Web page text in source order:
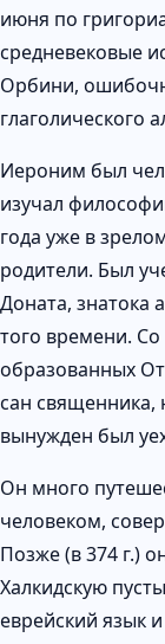
июня по
средневековые
Орбини,
глаголического
Иероним был
изучал
года уже в
родители. Был
Доната, знатока
того времени.
образованных
сан священника,
вынужден был
Он много
человеком,
Позже (в 374 г.)
Халкидскую
еврейский язык